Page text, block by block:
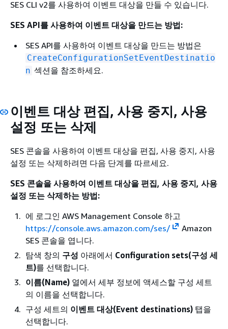
SES CLI v2를 사용하여 이벤트 대상을 만들 수 있습니다.
SES API를 사용하여 이벤트 대상을 만드는 방법:
SES API를 사용하여 이벤트 대상을 만드는 방법은
CreateConfigurationSetEventDestinatio
n 섹션을 참조하세요.
이벤트 대상 편집, 사용 중지, 사용
설정 또는 삭제
SES 콘솔을 사용하여 이벤트 대상을 편집, 사용 중지, 사용
설정 또는 삭제하려면 다음 단계를 따르세요.
SES 콘솔을 사용하여 이벤트 대상을 편집, 사용 중지, 사용
설정 또는 삭제하는 방법:
에 로그인 AWS Management Console 하고
https://console.aws.amazon.com/ses/
Amazon
SES 콘솔을 엽니다.
탐색 창의 구성 아래에서 Configuration sets(구성 세
트)를 선택합니다.
이름(Name) 열에서 세부 정보에 액세스할 구성 세트
의 이름을 선택합니다.
구성 세트의 이벤트 대상(Event destinations) 탭을
선택합니다.